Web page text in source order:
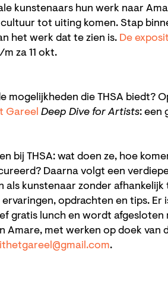
kunstenaars hun werk naar
tot uiting komen. Stap
het werk dat te zien is. De
za 11 okt.
mogelijkheden die THSA biedt?
Gareel Deep Dive for Artists: een
bij THSA: wat doen ze, hoe
Daarna volgt een
kunstenaar zonder afhankelijk
opdrachten en tips. Er
gratis lunch en wordt afgesloten
Amare, met werken op doek van
.